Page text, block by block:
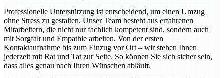
Professionelle Unterstützung ist entscheidend, um einen Umzug
ohne Stress zu gestalten. Unser Team besteht aus erfahrenen
Mitarbeitern, die nicht nur fachlich kompetent sind, sondern auch
mit Sorgfalt und Empathie arbeiten. Von der ersten
Kontaktaufnahme bis zum Einzug vor Ort – wir stehen Ihnen
jederzeit mit Rat und Tat zur Seite. So können Sie sich sicher sein,
dass alles genau nach Ihren Wünschen abläuft.